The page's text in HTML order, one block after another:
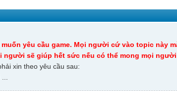
yêu cầu game. Mọi người cứ vào topic này
người sẽ giúp hết sức nếu có thể mong mọi
xin theo yêu cầu sau: